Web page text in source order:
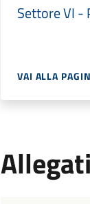
Settore VI -
VAI ALLA
Allegati